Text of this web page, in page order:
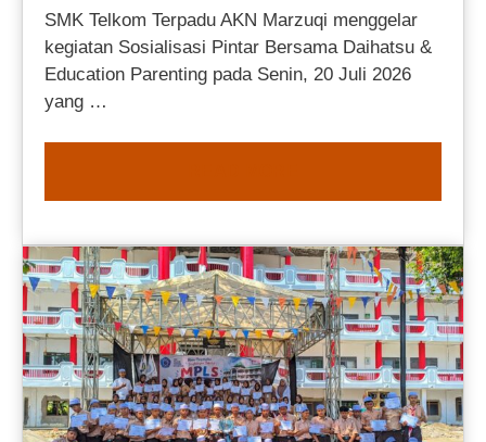
SMK Telkom Terpadu AKN Marzuqi menggelar
kegiatan Sosialisasi Pintar Bersama Daihatsu &
Education Parenting pada Senin, 20 Juli 2026
yang …